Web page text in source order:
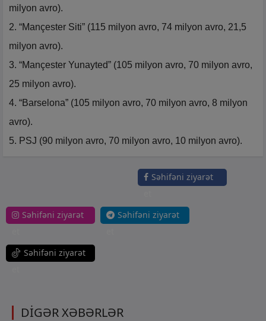
milyon avro).
2. “Mançester Siti” (115 milyon avro, 74 milyon avro, 21,5
milyon avro).
3. “Mançester Yunayted” (105 milyon avro, 70 milyon avro,
25 milyon avro).
4. “Barselona” (105 milyon avro, 70 milyon avro, 8 milyon
avro).
5. PSJ (90 milyon avro, 70 milyon avro, 10 milyon avro).
Səhifəni ziyarət
Səhifəni ziyarət
Səhifəni ziyarət
Səhifəni ziyarət
DİGƏR XƏBƏRLƏR